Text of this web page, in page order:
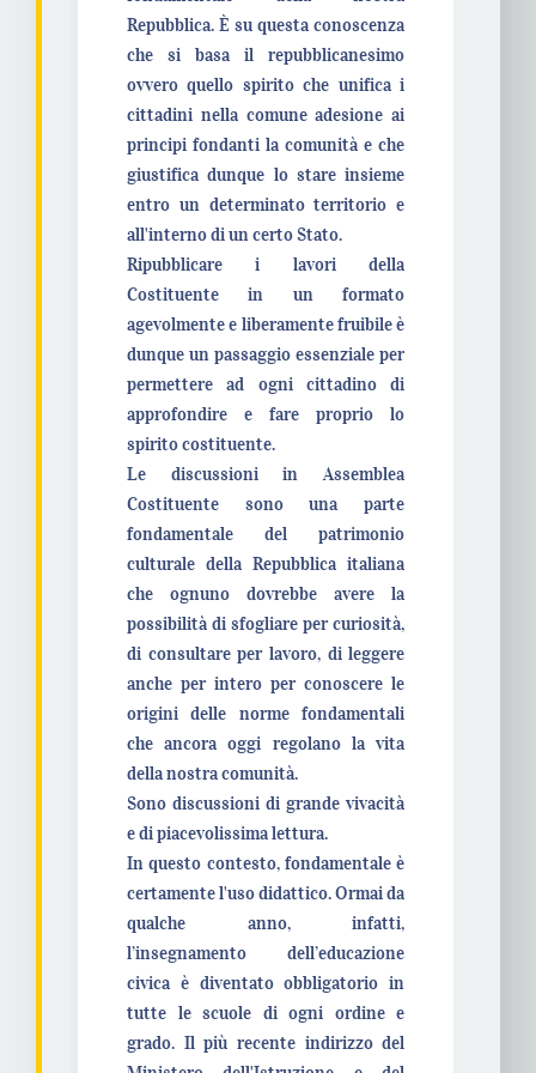
Repubblica. È su questa conoscenza
che si basa il repubblicanesimo
ovvero quello spirito che unifica i
cittadini nella comune adesione ai
principi fondanti la comunità e che
giustifica dunque lo stare insieme
entro un determinato territorio e
all'interno di un certo Stato.
Ripubblicare i lavori della
Costituente in un formato
agevolmente e liberamente fruibile è
dunque un passaggio essenziale per
permettere ad ogni cittadino di
approfondire e fare proprio lo
spirito costituente.
Le discussioni in Assemblea
Costituente sono una parte
fondamentale del patrimonio
culturale della Repubblica italiana
che ognuno dovrebbe avere la
possibilità di sfogliare per curiosità,
di consultare per lavoro, di leggere
anche per intero per conoscere le
origini delle norme fondamentali
che ancora oggi regolano la vita
della nostra comunità.
Sono discussioni di grande vivacità
e di piacevolissima lettura.
In questo contesto, fondamentale è
certamente l'uso didattico. Ormai da
qualche anno, infatti,
l’insegnamento dell’educazione
civica è diventato obbligatorio in
tutte le scuole di ogni ordine e
grado. Il più recente indirizzo del